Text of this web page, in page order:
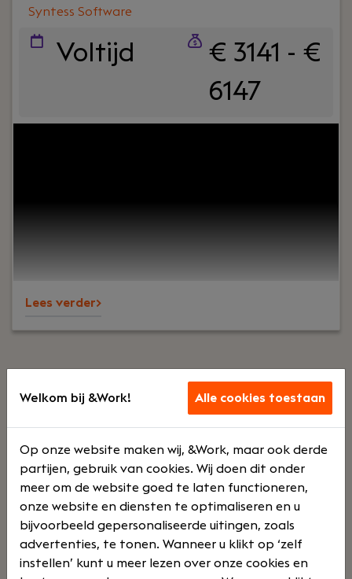
Syntess Software
Voltijd
€ 3141 - €
6147
development ook agentic development een
Lees verder>
Werken in .NET development
Ben jij een .NET Developer en op zoek naar de
uitdaging die precies op jouw wensen aansluit? Als
.NET Developer ben jij een softwareontwikkelaar
die zich gespecialiseerd heeft in de .NET
programmeertaal. Deze specifieke taal is de
verbindende schakel in programmeerland: je
Welkom bij &Work! Alle cookies toestaan
Op onze website maken wij, &Work, maar ook derde
partijen, gebruik van cookies. Wij doen dit onder
meer om de website goed te laten functioneren,
onze website en diensten te optimaliseren en u
bijvoorbeeld gepersonaliseerde uitingen, zoals
advertenties, te tonen. Wanneer u klikt op ‘zelf
instellen’ kunt u meer lezen over onze cookies en